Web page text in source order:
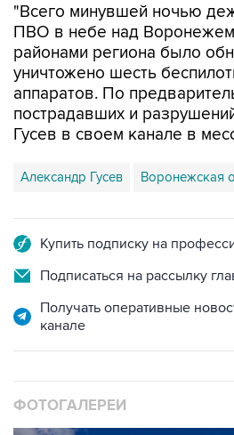
"Всего минувшей ночью
ПВО в небе над
районами региона было
уничтожено шесть
аппаратов. По
пострадавших и
Гусев в своем канале в
Александр Гусев Воронежская
Купить подписку на
Подписаться на рассылку
Получать оперативные
канале
ФОТОГАЛЕРЕИ